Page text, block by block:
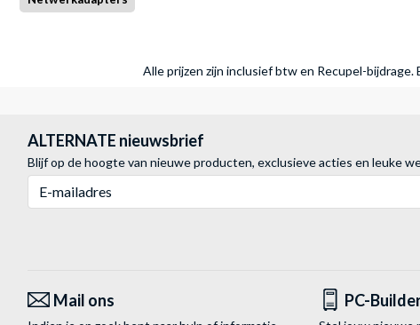
Alle prijzen zijn inclusief btw en Recupel-
ALTERNATE nieuwsbrief
Blijf op de hoogte van nieuwe producten, exclusieve acties en leuke
Mail ons PC-